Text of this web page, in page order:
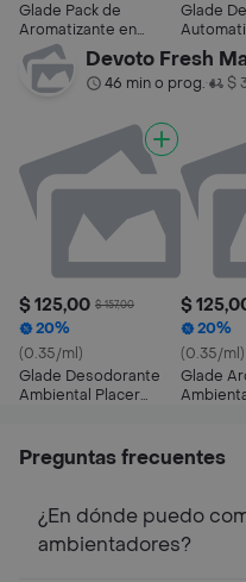
Glade Pack de
Aromatizante en
Aerosol
Glade
Canela
Devoto Fresh
46 min o prog.• $
$ 125,00 $ 157,00
20%
(0.35/ml)
Glade Desodorante
Ambiental Placer
$
20%
(0.35/ml)
Glade
Preguntas frecuentes
¿En dónde puedo
ambientadores?